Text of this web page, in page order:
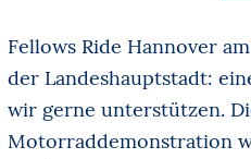
Fellows Ride Hannover
der Landeshauptstadt:
wir gerne unterstützen.
Motorraddemonstration